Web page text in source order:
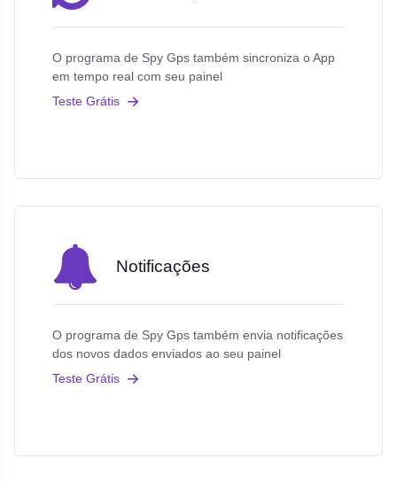
O programa de Spy Gps também sincroniza o App
em tempo real com seu painel
Teste Grátis
Notificações
O programa de Spy Gps também envia notificações
dos novos dados enviados ao seu painel
Teste Grátis